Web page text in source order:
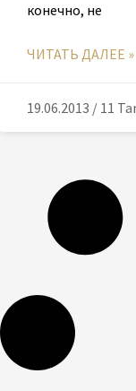
конечно, не
ЧИТАТЬ ДАЛЕЕ »
19.06.2013 / 11